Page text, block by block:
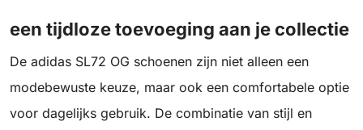
een tijdloze toevoeging aan je collectie
De adidas SL72 OG schoenen zijn niet alleen een
modebewuste keuze, maar ook een comfortabele optie
voor dagelijks gebruik. De combinatie van stijl en